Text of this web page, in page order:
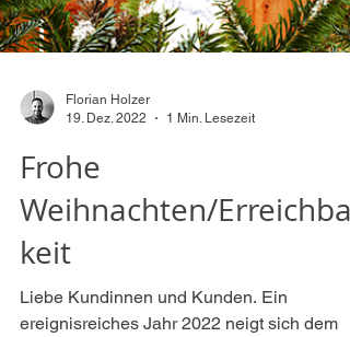
Florian Holzer
19. Dez. 2022
1 Min. Lesezeit